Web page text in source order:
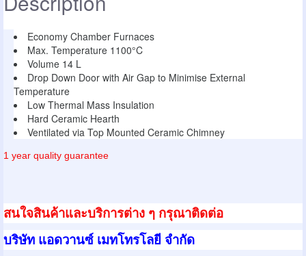
Economy Chamber Furnaces
Max. Temperature 1100°C
Volume 14 L
Drop Down Door with Air Gap to Minimise External
Temperature
Low Thermal Mass Insulation
Hard Ceramic Hearth
Ventilated via Top Mounted Ceramic Chimney
1 year quality guarantee
สนใจสินค้าและบริการต่าง ๆ กรุณาติดต่อ
บริษัท แอดวานซ์ เมทโทรโลยี จำกัด